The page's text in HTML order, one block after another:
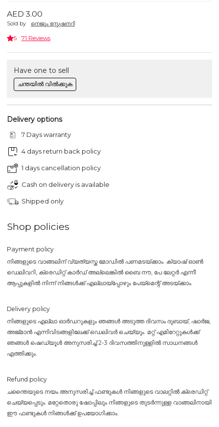
AED 3.00
Sold by നെജൂം സ്റ്റേഷനറി
5 71 Reviews
Have one to sell
ചന്തയിൽ വിൽക്കുക
Delivery options
7 Days warranty
4 days return back policy
1 days cancellation policy
Cash on delivery is available
Shipped only
Shop policies
Payment policy
നിങ്ങളുടെ വാങ്ങലിന് വ്യത്യസ്ത മോഡിൽ പണമടയ്ക്കാം. ക്യാഷ് ഓൺ
ഡെലിവറി, ക്രെഡിറ്റ് കാർഡ് അല്ലെങ്കിൽ ബൈ നൗ, പേ ലേറ്റർ എന്നീ
ആപ്പുകളിൽ നിന്ന് നിങ്ങൾക്ക് എല്ലായ്പ്പോഴും പേയ്‌മെന്റ് അടയ്ക്കാം.
Delivery policy
നിങ്ങളുടെ എല്ലാ ഓർഡറുകളും ഞങ്ങൾ അടുത്ത ദിവസം ദുബായ്, ഷാർജ,
അജ്മാൻ എന്നിവിടങ്ങളിലേക്ക് ഡെലിവർ ചെയ്യും. മറ്റ് എമിറേറ്റുകൾക്ക്
ഞങ്ങൾ ഷെഡ്യൂൾ അനുസരിച്ച് 2-3 ദിവസത്തിനുള്ളിൽ സാധനങ്ങൾ
എത്തിക്കും.
Refund policy
ചന്തൈയുടെ നയം അനുസരിച്ച് ഫണ്ടുകൾ നിങ്ങളുടെ വാലറ്റിൽ ക്രെഡിറ്റ്
ചെയ്യപ്പെടും. മറ്റേതൊരു ഷോപ്പിലും നിങ്ങളുടെ തുടർന്നുള്ള വാങ്ങലിനായി
ഈ ഫണ്ടുകൾ നിങ്ങൾക്ക് ഉപയോഗിക്കാം.